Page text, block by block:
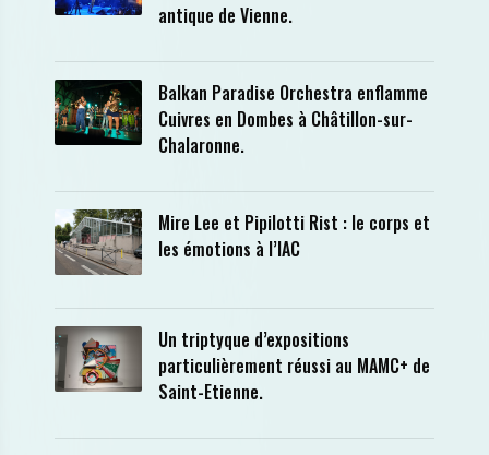
antique de Vienne.
Balkan Paradise Orchestra enflamme
Cuivres en Dombes à Châtillon-sur-
Chalaronne.
Mire Lee et Pipilotti Rist : le corps et
les émotions à l’IAC
Un triptyque d’expositions
particulièrement réussi au MAMC+ de
Saint-Etienne.